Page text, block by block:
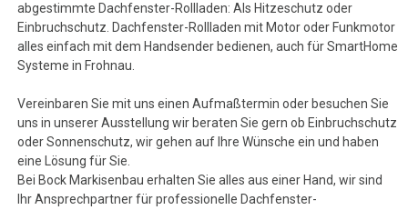
abgestimmte Dachfenster-Rollladen: Als Hitzeschutz oder
Einbruchschutz. Dachfenster-Rollladen mit Motor oder Funkmotor
alles einfach mit dem Handsender bedienen, auch für SmartHome
Systeme in Frohnau.
Vereinbaren Sie mit uns einen Aufmaßtermin oder besuchen Sie
uns in unserer Ausstellung wir beraten Sie gern ob Einbruchschutz
oder Sonnenschutz, wir gehen auf Ihre Wünsche ein und haben
eine Lösung für Sie.
Bei Bock Markisenbau erhalten Sie alles aus einer Hand, wir sind
Ihr Ansprechpartner für professionelle Dachfenster-